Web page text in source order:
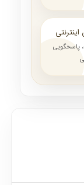
پاسخگویی